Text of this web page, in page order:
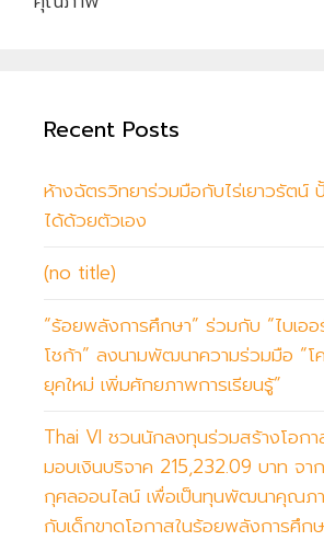
ค
ป
เ
รี
ย
น
?
Recent Posts
ห้างฉัตรวิทยาร่วมมือกับไร่เยาวรัตน์
ได้ด้วยตัวเอง
(no title)
“ร้อยพลังการศึกษา” ร่วมกับ “ไบเ
โชก้า” ลงนามพัฒนาความร่วมมือ “
ยุคใหม่ เพิ่มศักยภาพการเรียนรู้”
Thai VI ชวนนักลงทุนร่วมสร้างโอก
มอบเงินบริจาค 215,232.09 บาท จา
กุศลออนไลน์ เพื่อเป็นทุนพัฒนาคุณภ
กับเด็กขาดโอกาสในร้อยพลังการศึก